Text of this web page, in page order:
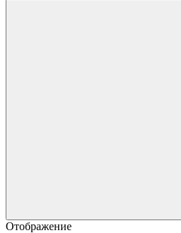
Отображение